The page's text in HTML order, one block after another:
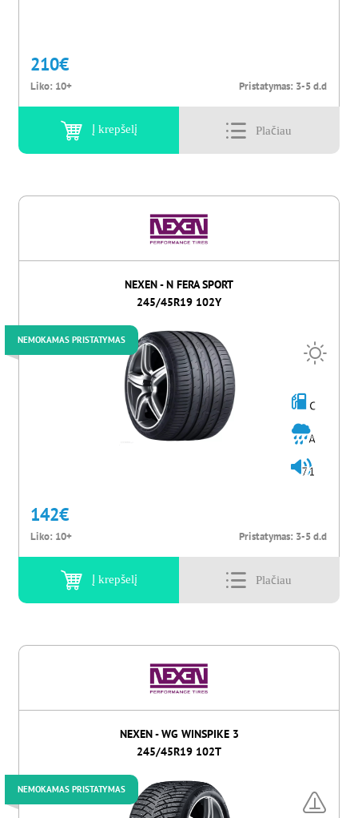
210€
Liko: 10+ Pristatymas: 3-5 d.d
Į krepšelį
NEXEN - N FERA SPORT
245/45R19 102Y
NEMOKAMAS PRISTATYMAS
C
A
71
142€
Liko: 10+ Pristatymas: 3-5 d.d
Į krepšelį
NEXEN - WG WINSPIKE 3
245/45R19 102T
NEMOKAMAS PRISTATYMAS